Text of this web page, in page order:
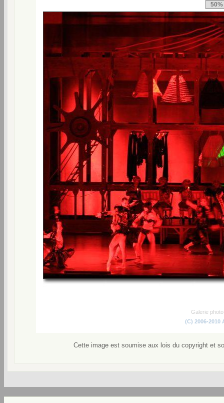
Galerie
(C) 2006-2010
Cette image est soumise aux lois du copyright et